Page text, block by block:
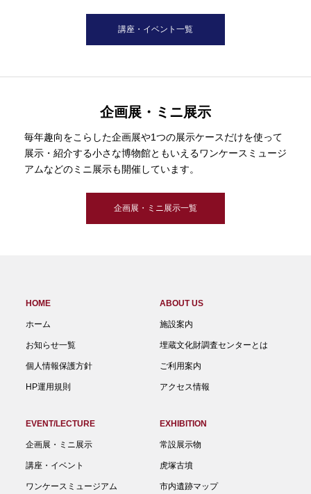
講座・イベント一覧
企画展・ミニ展示
毎年趣向をこらした企画展や1つの展示ケースだけを使って
展示・紹介する小さな博物館ともいえるワンケースミュージ
アムなどのミニ展示も開催しています。
企画展・ミニ展示一覧
HOME
ホーム
お知らせ一覧
個人情報保護方針
HP運用規則
ABOUT US
施設案内
埋蔵文化財調査センターとは
ご利用案内
アクセス情報
EVENT/LECTURE
企画展・ミニ展示
講座・イベント
ワンケースミュージアム
EXHIBITION
常設展示物
虎塚古墳
市内遺跡マップ